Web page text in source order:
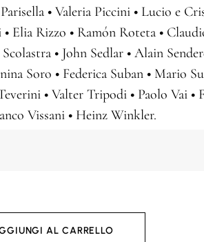
• Valeria Piccini • Lucio e
• Elia Rizzo • Ramón Roteta •
• John Sedlar • Alain
Soro • Federica Suban • Mario
• Valter Tripodi • Paolo Vai •
Vissani • Heinz Winkler.
AL CARRELLO